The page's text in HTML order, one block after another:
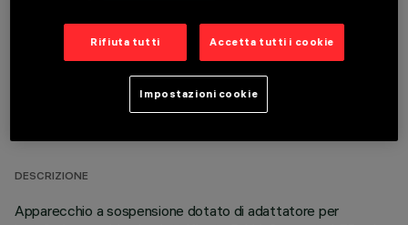
DATI TECNICI
DESCRIZIONE
Apparecchio a sospensione dotato di adattatore per
Rifiuta tutti Accetta tutti i cookie
Impostazioni cookie